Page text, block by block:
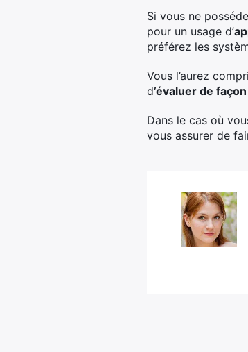
Si vous ne
pour un usage d’
préférez les
Vous l’aurez
d’évaluer de
Dans le cas où
vous assurer de